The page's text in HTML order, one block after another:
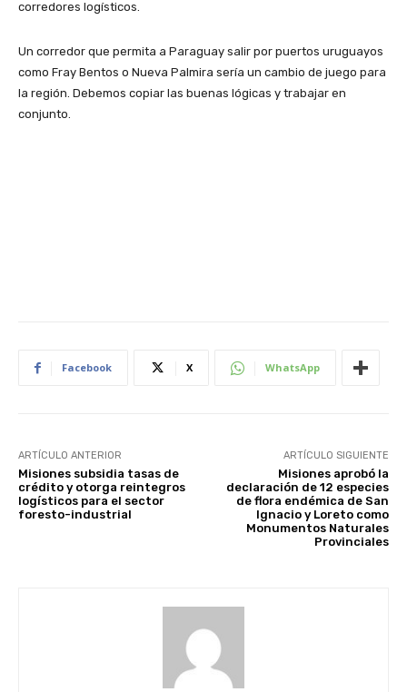
corredores logísticos.
Un corredor que permita a Paraguay salir por puertos uruguayos
como Fray Bentos o Nueva Palmira sería un cambio de juego para
la región. Debemos copiar las buenas lógicas y trabajar en
conjunto.
Facebook X WhatsApp
ARTÍCULO ANTERIOR
Misiones subsidia tasas de
crédito y otorga reintegros
logísticos para el sector
foresto-industrial
ARTÍCULO SIGUIENTE
Misiones aprobó la
declaración de 12 especies
de flora endémica de San
Ignacio y Loreto como
Monumentos Naturales
Provinciales